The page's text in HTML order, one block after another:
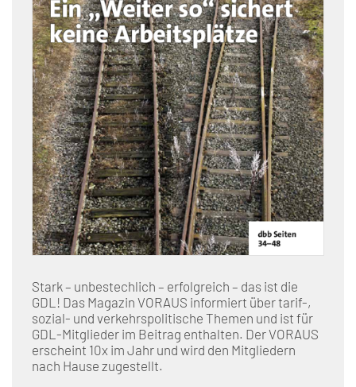
Stark – unbestechlich – erfolgreich – das ist die
GDL! Das Magazin VORAUS informiert über tarif-,
sozial- und verkehrspolitische Themen und ist für
GDL-Mitglieder im Beitrag enthalten. Der VORAUS
erscheint 10x im Jahr und wird den Mitgliedern
nach Hause zugestellt.